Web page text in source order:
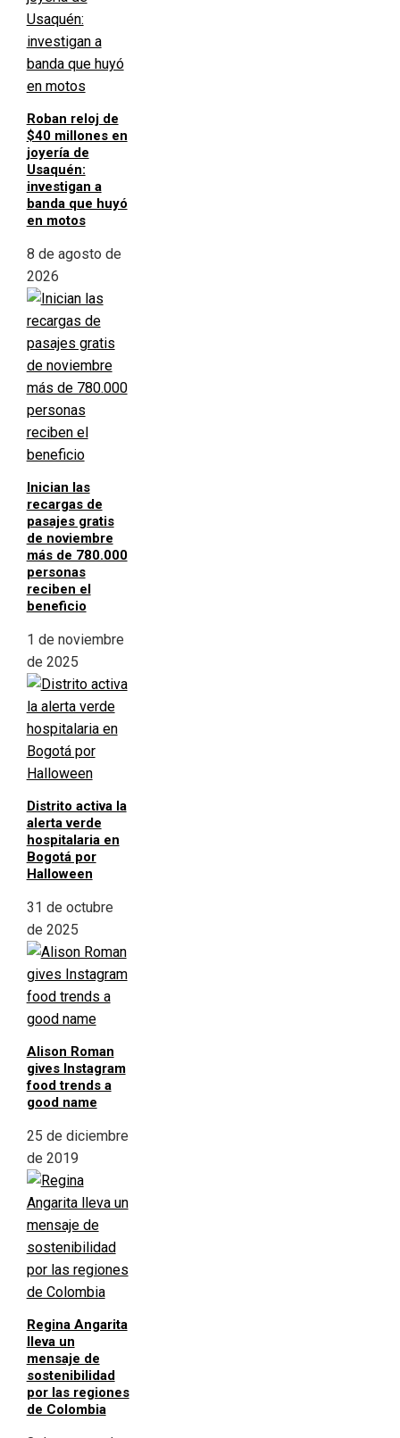
Roban reloj de
$40 millones en
joyería de
Usaquén:
investigan a
banda que huyó
en motos
8 de agosto de
2026
Inician las
recargas de
pasajes gratis
de noviembre
más de 780.000
personas
reciben el
beneficio
1 de noviembre
de 2025
Distrito activa la
alerta verde
hospitalaria en
Bogotá por
Halloween
31 de octubre
de 2025
Alison Roman
gives Instagram
food trends a
good name
25 de diciembre
de 2019
Regina Angarita
lleva un
mensaje de
sostenibilidad
por las regiones
de Colombia